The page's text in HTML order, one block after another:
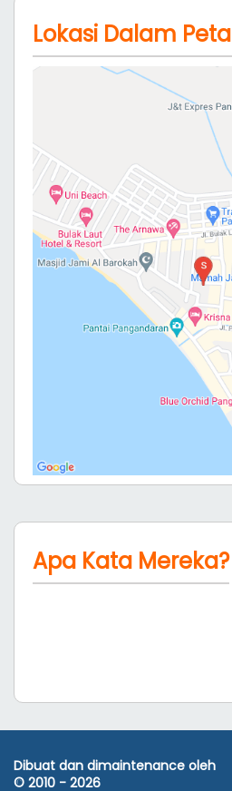
Lokasi Dalam Peta
Apa Kata Mereka?
Dibuat dan dimaintenance oleh
© 2010 - 2026